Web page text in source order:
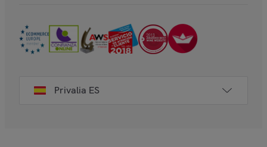
Privalia ES